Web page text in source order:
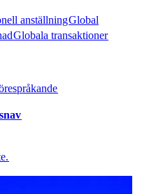
anställning​​Global
Globala transaktioner​​